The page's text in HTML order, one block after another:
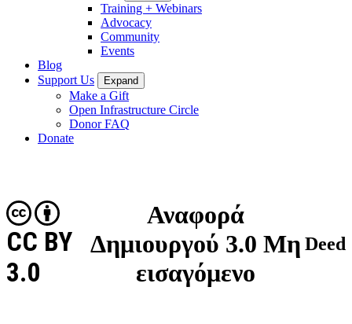
Training + Webinars
Advocacy
Community
Events
Blog
Support Us
Expand
Make a Gift
Open Infrastructure Circle
Donor FAQ
Donate
Αναφορά
Δημιουργού 3.0 Μη
εισαγόμενο
CC BY
3.0
Deed